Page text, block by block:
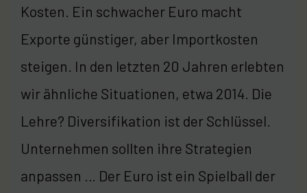
Kosten. Ein schwacher Euro macht
Exporte günstiger, aber Importkosten
steigen. In den letzten 20 Jahren erlebten
wir ähnliche Situationen, etwa 2014. Die
Lehre? Diversifikation ist der Schlüssel.
Unternehmen sollten ihre Strategien
anpassen … Der Euro ist ein Spielball der